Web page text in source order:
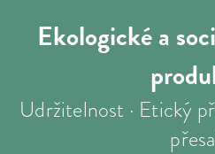
Ekologické a
Udržitelnost · Etický